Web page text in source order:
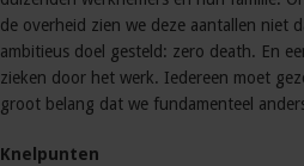
de overheid zien we deze aantallen niet
ambitieus doel gesteld: zero death. En
zieken door het werk. Iedereen moet
groot belang dat we fundamenteel
Knelpunten